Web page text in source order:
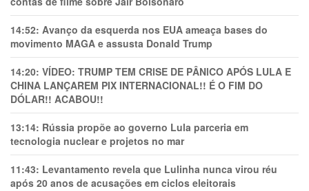
14:52: Avanço da esquerda nos EUA ameaça bases do
movimento MAGA e assusta Donald Trump
14:20: VÍDEO: TRUMP TEM CRlSE DE PÂNlCO APÓS LULA E
CHINA LANÇAREM PIX INTERNACIONAL!! É O FIM DO
DÓLAR!! ACABOU!!
13:14: Rússia propõe ao governo Lula parceria em
tecnologia nuclear e projetos no mar
11:43: Levantamento revela que Lulinha nunca virou réu
após 20 anos de acusações em ciclos eleitorais